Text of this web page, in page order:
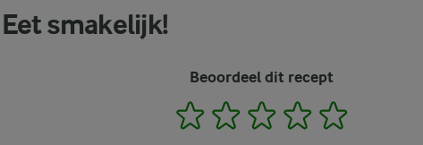
Eet smakelijk!
Beoordeel dit recept
1 2 3 4